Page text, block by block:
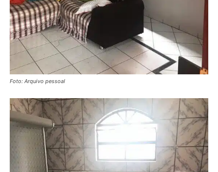
Foto: Arquivo pessoal